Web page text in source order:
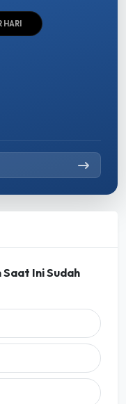
HARI
Ini Sudah